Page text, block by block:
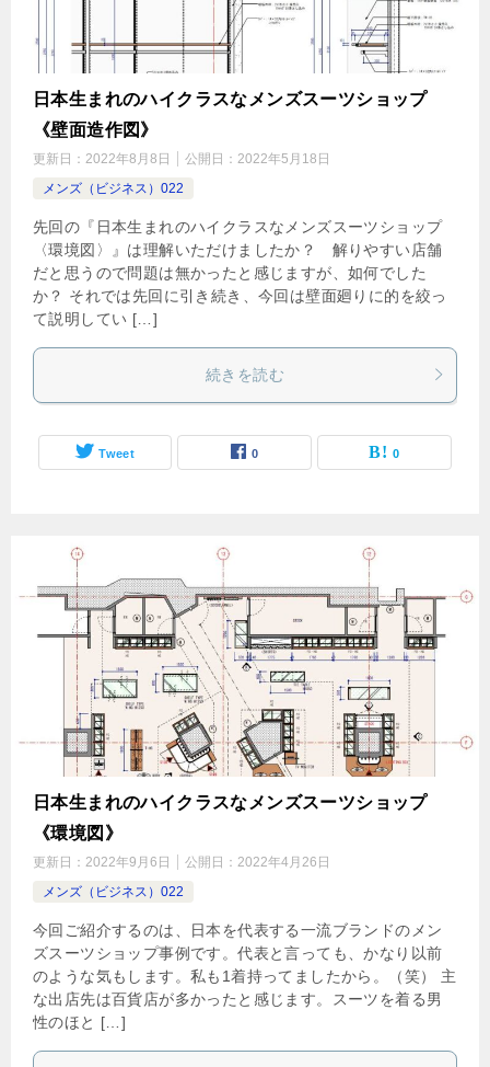
日本生まれのハイクラスなメンズスーツショップ
《壁面造作図》
更新日： 2022年8月8日 公開日： 2022年5月18日
メンズ（ビジネス）022
先回の『日本生まれのハイクラスなメンズスーツショップ
〈環境図〉』は理解いただけましたか？ 解りやすい店舗
だと思うので問題は無かったと感じますが、如何でした
か？ それでは先回に引き続き、今回は壁面廻りに的を絞っ
て説明してい […]
続きを読む
Tweet 0 0
日本生まれのハイクラスなメンズスーツショップ
《環境図》
更新日： 2022年9月6日 公開日： 2022年4月26日
メンズ（ビジネス）022
今回ご紹介するのは、日本を代表する一流ブランドのメン
ズスーツショップ事例です。代表と言っても、かなり以前
のような気もします。私も1着持ってましたから。（笑） 主
な出店先は百貨店が多かったと感じます。スーツを着る男
性のほと […]